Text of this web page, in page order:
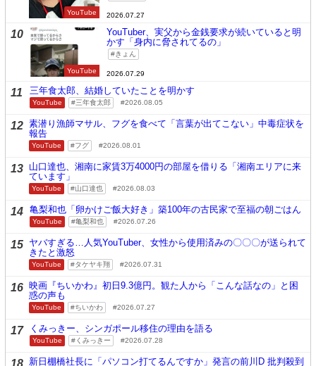
YouTube 2026.07.27
10
YouTube
YouTuber、実父から金銭要求が続いていると明
かす「身内に脅されてるの」
きょん
2026.07.29
11 三年食太郎、結婚していたことを明かす
YouTube 三年食太郎 2026.08.05
12 素潜り漁師マサル、フグを食べて「言葉が出てこない」中毒症状を
報告
YouTube フグ 2026.08.01
13 山口達也、湘南に家賃3万4000円の部屋を借りる「湘南エリアに来
ています」
YouTube 山口達也 2026.08.03
14 亀梨和也「卵かけご飯大好き」築100年の古民家で至福の朝ごはん
YouTube 亀梨和也 2026.07.26
15 ヤバすぎる…人気YouTuber、女性から使用済みの〇〇〇が送られて
きたと激怒
YouTube タケヤキ翔 2026.07.31
16 映画『ちいかわ』初日9.3億円。観た人から「こんな話なの」と困
惑の声も
YouTube ちいかわ 2026.07.27
17 くみっきー、シンガポール移住の理由を語る
YouTube くみっきー 2026.07.28
18 新日棚橋社長に「パソコン打てるんですか」発言の前川D 批判殺到